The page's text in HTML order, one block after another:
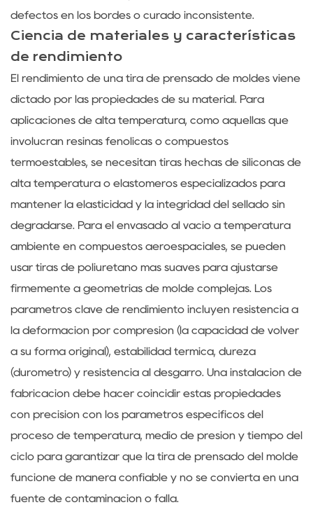
defectos en los bordes o curado inconsistente.
Ciencia de materiales y características
de rendimiento
El rendimiento de una tira de prensado de moldes viene
dictado por las propiedades de su material. Para
aplicaciones de alta temperatura, como aquellas que
involucran resinas fenólicas o compuestos
termoestables, se necesitan tiras hechas de siliconas de
alta temperatura o elastómeros especializados para
mantener la elasticidad y la integridad del sellado sin
degradarse. Para el envasado al vacío a temperatura
ambiente en compuestos aeroespaciales, se pueden
usar tiras de poliuretano más suaves para ajustarse
firmemente a geometrías de molde complejas. Los
parámetros clave de rendimiento incluyen resistencia a
la deformación por compresión (la capacidad de volver
a su forma original), estabilidad térmica, dureza
(durómetro) y resistencia al desgarro. Una instalación de
fabricación debe hacer coincidir estas propiedades
con precisión con los parámetros específicos del
proceso de temperatura, medio de presión y tiempo del
ciclo para garantizar que la tira de prensado del molde
funcione de manera confiable y no se convierta en una
fuente de contaminación o falla.